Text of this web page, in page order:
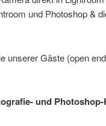
und Photoshop &
unserer Gäste (open
und